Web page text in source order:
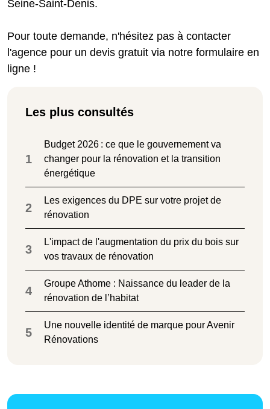
Seine-Saint-Denis.
Pour toute demande, n'hésitez pas à contacter
l'agence pour un devis gratuit via notre formulaire en
ligne !
Les plus consultés
1
Budget 2026 : ce que le gouvernement va
changer pour la rénovation et la transition
énergétique
2
Les exigences du DPE sur votre projet de
rénovation
3
L'impact de l'augmentation du prix du bois sur
vos travaux de rénovation
4
Groupe Athome : Naissance du leader de la
rénovation de l’habitat
5
Une nouvelle identité de marque pour Avenir
Rénovations